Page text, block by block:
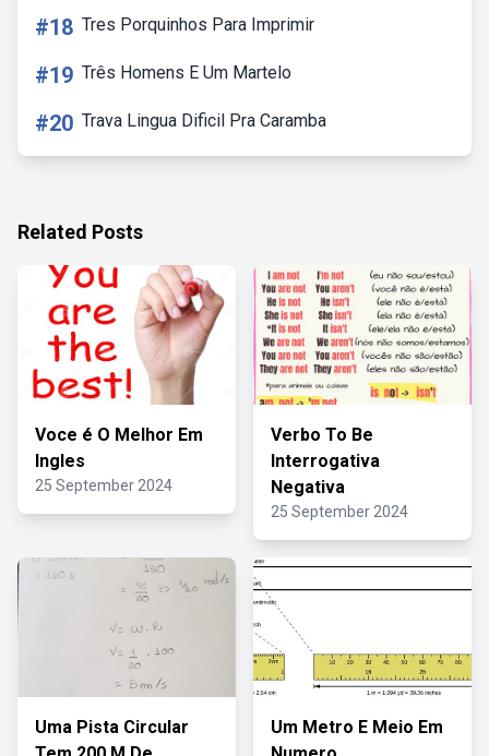
#18 Tres Porquinhos Para Imprimir
#19 Três Homens E Um Martelo
#20 Trava Lingua Dificil Pra Caramba
Related Posts
Voce é O Melhor Em
Ingles
25 September 2024
Verbo To Be
Interrogativa
Negativa
25 September 2024
Uma Pista Circular
Um Metro E Meio Em